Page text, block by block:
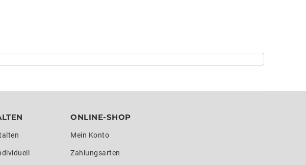
ONLINE-SHOP
Mein Konto
Zahlungsarten